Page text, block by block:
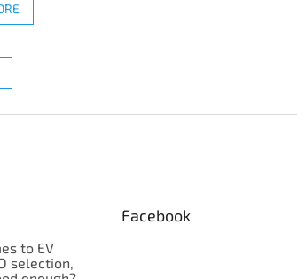
to EV
selection,
Facebook